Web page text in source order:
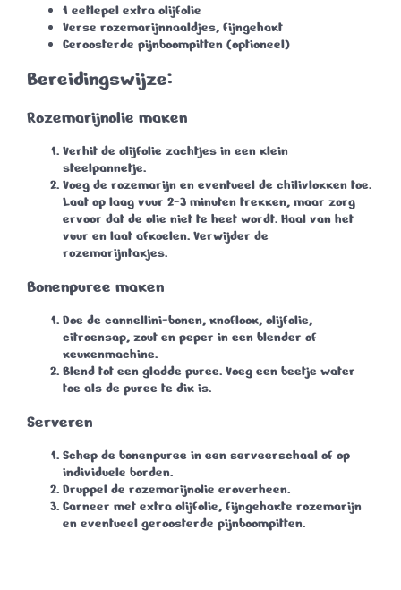
1 eetlepel extra olijfolie
Verse rozemarijnnaaldjes, fijngehakt
Geroosterde pijnboompitten (optioneel)
Bereidingswijze:
Rozemarijnolie maken
Verhit de olijfolie zachtjes in een klein
steelpannetje.
Voeg de rozemarijn en eventueel de chilivlokken toe.
Laat op laag vuur 2-3 minuten trekken, maar zorg
ervoor dat de olie niet te heet wordt. Haal van het
vuur en laat afkoelen. Verwijder de
rozemarijntakjes.
Bonenpuree maken
Doe de cannellini-bonen, knoflook, olijfolie,
citroensap, zout en peper in een blender of
keukenmachine.
Blend tot een gladde puree. Voeg een beetje water
toe als de puree te dik is.
Serveren
Schep de bonenpuree in een serveerschaal of op
individuele borden.
Druppel de rozemarijnolie eroverheen.
Garneer met extra olijfolie, fijngehakte rozemarijn
en eventueel geroosterde pijnboompitten.